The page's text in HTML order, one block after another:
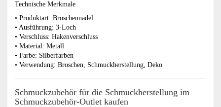
Technische Merkmale
• Produktart: Broschennadel
• Ausführung: 3-Loch
• Verschluss: Hakenverschluss
• Material: Metall
• Farbe: Silberfarben
• Verwendung: Broschen, Schmuckherstellung, Deko
Schmuckzubehör für die Schmuckherstellung im
Schmuckzubehör-Outlet kaufen